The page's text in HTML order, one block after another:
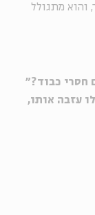
והוא מתגולל
חסרי כבוד?"
עזבה אותו,